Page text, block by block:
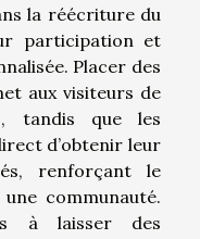
la réécriture du
participation et
Placer des
aux visiteurs de
tandis que les
d’obtenir leur
renforçant le
communauté.
à laisser des